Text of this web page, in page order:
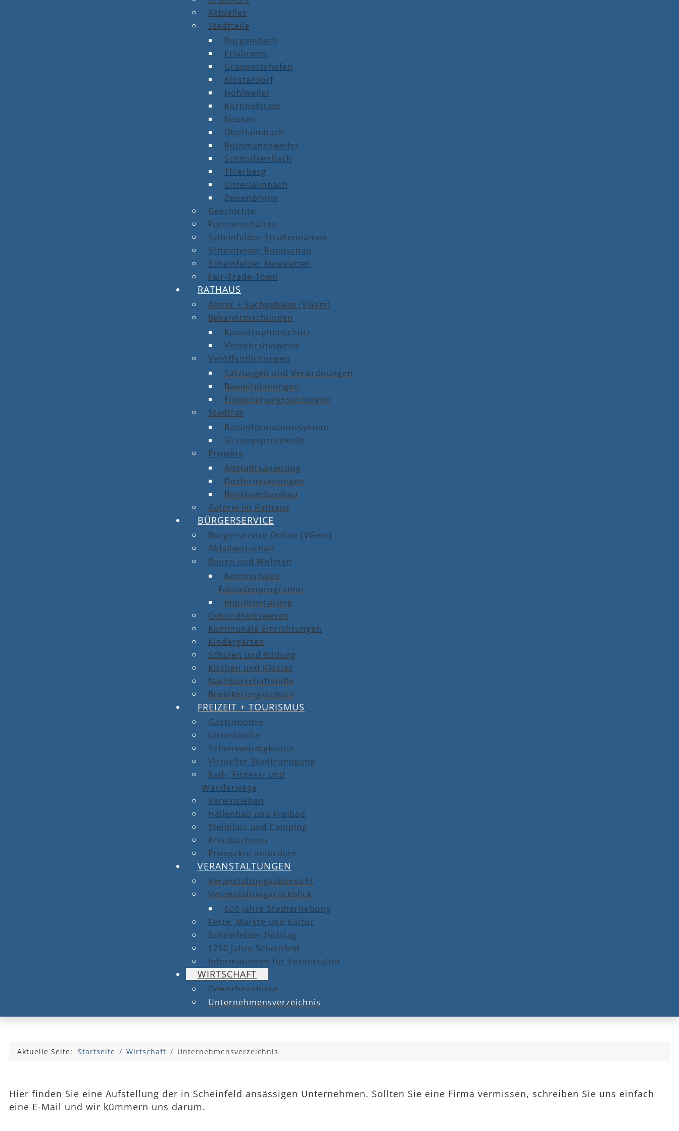
Aktuelles
Stadtteile
Burgambach
Erlabronn
Grappertshofen
Klosterdorf
Hohlweiler
Kornhöfstadt
Neuses
Oberlaimbach
Ruthmannsweiler
Schnodsenbach
Thierberg
Unterlaimbach
Zeisenbronn
Geschichte
Partnerschaften
Scheinfelder Straßennamen
Scheinfelder Rundschau
Scheinfelder Newsletter
Fair-Trade-Town
RATHAUS
Ämter + Sachgebiete (VGem)
Bekanntmachungen
Katastrophenschutz
Verkehrshinweise
Veröffentlichungen
Satzungen und Verordnungen
Bauleitplanungen
Einbeziehungssatzungen
Stadtrat
Ratsinformationssystem
Sitzungsprotokolle
Projekte
Altstadtsanierung
Dorferneuerungen
Breitbandausbau
Galerie im Rathaus
BÜRGERSERVICE
Bürgerservice Online (VGem)
Abfallwirtschaft
Bauen und Wohnen
Kommunales
Fassadenprogramm
Impulsberatung
Gesundheitswesen
Kommunale Einrichtungen
Kindergärten
Schulen und Bildung
Kirchen und Kloster
Nachbarschaftshilfe
Bevölkerungsschutz
FREIZEIT + TOURISMUS
Gastronomie
Unterkünfte
Sehenswürdigkeiten
Virtueller Stadtrundgang
Rad-, Fitness- und
Wanderwege
Vereinsleben
Hallenbad und Freibad
Stellplatz und Camping
Kreisbücherei
Prospekte anfordern
VERANSTALTUNGEN
Veranstaltungsübersicht
Veranstaltungsrückblick
600 Jahre Stadterhebung
Feste, Märkte und Kultur
Scheinfelder Holztag
1250 Jahre Scheinfeld
Informationen für Veranstalter
WIRTSCHAFT
Gewerbegebiete
Unternehmensverzeichnis
Aktuelle Seite: Startseite Wirtschaft Unternehmensverzeichnis
Hier finden Sie eine Aufstellung der in Scheinfeld ansässigen Unternehmen. Sollten Sie eine Firma vermissen, schreiben Sie uns einfach
eine E-Mail und wir kümmern uns darum.